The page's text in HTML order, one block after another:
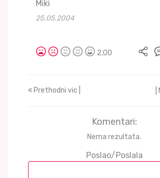
Miki
25.05.2004
2,00
Prethodni vic |
Komentari:
Nema rezultata.
Poslao/Poslala